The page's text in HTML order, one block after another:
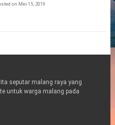
on Mei 15, 2019
seputar malang raya yang
untuk warga malang pada